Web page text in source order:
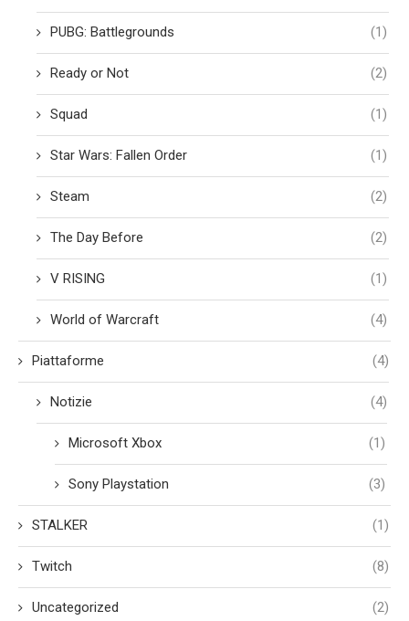
PUBG: Battlegrounds (1)
Ready or Not (2)
Squad (1)
Star Wars: Fallen Order (1)
Steam (2)
The Day Before (2)
V RISING (1)
World of Warcraft (4)
Piattaforme (4)
Notizie (4)
Microsoft Xbox (1)
Sony Playstation (3)
STALKER (1)
Twitch (8)
Uncategorized (2)